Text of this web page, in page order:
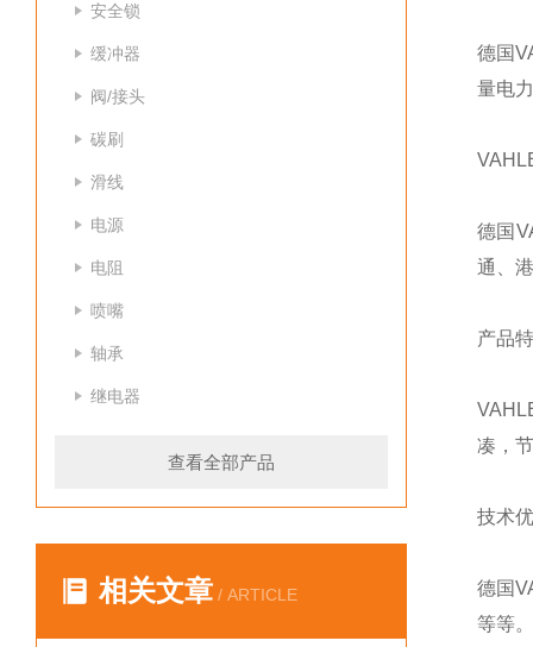
安全锁
缓冲器
阀/接头
碳刷
滑线
电源
电阻
喷嘴
轴承
继电器
查看全部产品
相关文章 / ARTICLE
德国
量电
德国
通、
产品
凑，
技术
德国
等等